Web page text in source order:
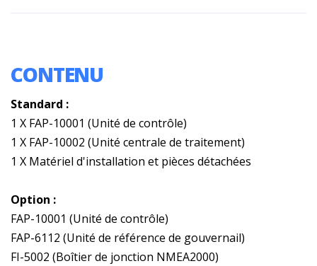
CONTENU
Standard :
1 X FAP-10001 (Unité de contrôle)
1 X FAP-10002 (Unité centrale de traitement)
1 X Matériel d'installation et pièces détachées
Option :
FAP-10001 (Unité de contrôle)
FAP-6112 (Unité de référence de gouvernail)
FI-5002 (Boîtier de jonction NMEA2000)